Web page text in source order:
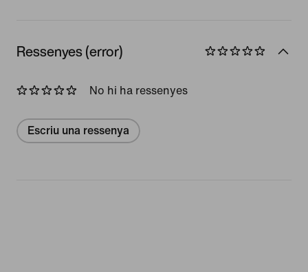
Ressenyes (error)
No hi ha ressenyes
Escriu una ressenya